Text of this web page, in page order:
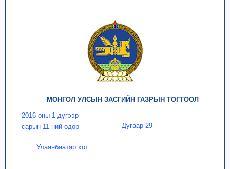
МОНГОЛ УЛСЫН ЗАСГИЙН ГАЗРЫН ТОГТООЛ
2016 оны 1 дүгээр
сарын 11-ний өдөр
Дугаар 29
Улаанбаатар хот